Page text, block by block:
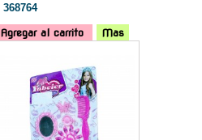
368764
Agregar al carrito
Mas